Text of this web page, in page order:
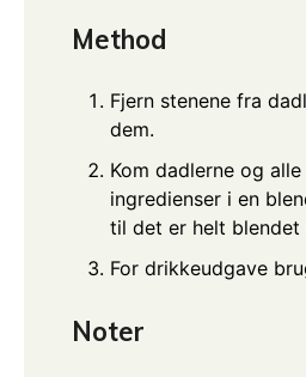
Method
Fjern stenene fra
dem.
Kom dadlerne og
ingredienser i en
til det er helt blendet
For drikkeudgave
Noter